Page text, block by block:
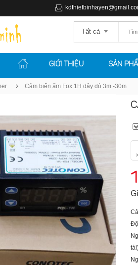
Tất cả
GIỚI THIỆU SẢN
Cảm biến ẩm Fox 1H dây dò 3m -30m